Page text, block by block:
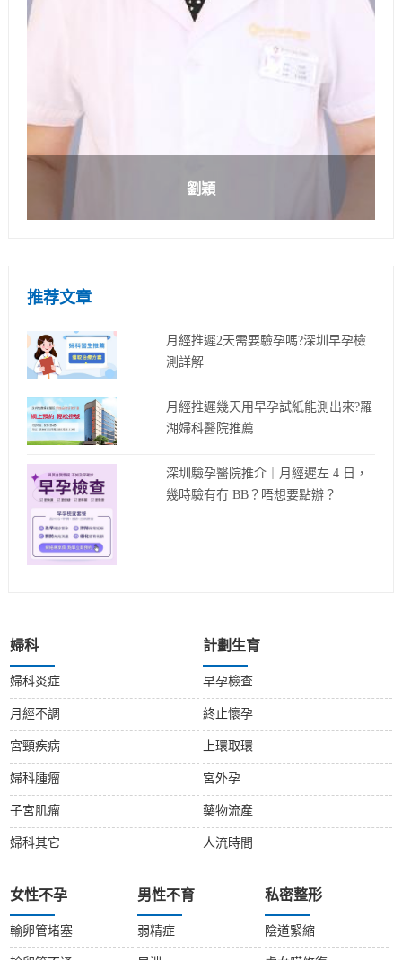
劉穎
推荐文章
月經推遲2天需要驗孕嗎?深圳早孕檢
測詳解
月經推遲幾天用早孕試紙能測出來?羅
湖婦科醫院推薦
深圳驗孕醫院推介｜月經遲左 4 日，
幾時驗有冇 BB？唔想要點辦？
婦科
婦科炎症
月經不調
宮頸疾病
婦科腫瘤
子宮肌瘤
婦科其它
計劃生育
早孕檢查
終止懷孕
上環取環
宮外孕
藥物流產
人流時間
女性不孕
輸卵管堵塞
男性不育
弱精症
私密整形
陰道緊縮